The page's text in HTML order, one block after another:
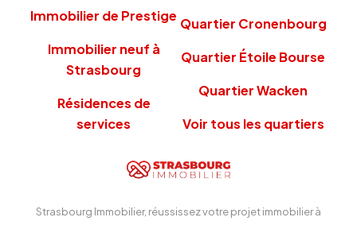
Immobilier de Prestige
Immobilier neuf à
Strasbourg
Résidences de
services
Quartier Cronenbourg
Quartier Étoile Bourse
Quartier Wacken
Voir tous les quartiers
Strasbourg Immobilier, réussissez votre projet immobilier à